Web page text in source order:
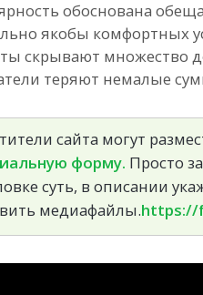
обоснована
якобы комфортных
скрывают множество
теряют немалые
сайта могут
форму. Просто
суть, в описании
медиафайлы.https://